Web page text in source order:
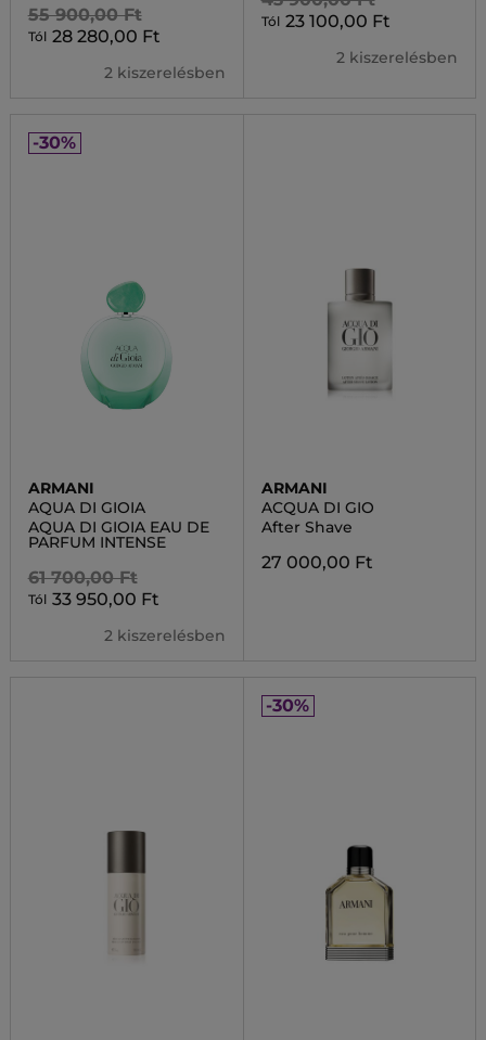
55 900,00 Ft
Tól 28 280,00 Ft
2 kiszerelésben
Tól 23 100,00 Ft
2 kiszerelésben
-30%
ARMANI
AQUA DI GIOIA
AQUA DI GIOIA EAU DE
PARFUM INTENSE
61 700,00 Ft
Tól 33 950,00 Ft
2 kiszerelésben
ARMANI
ACQUA DI GIO
After Shave
27 000,00 Ft
-30%